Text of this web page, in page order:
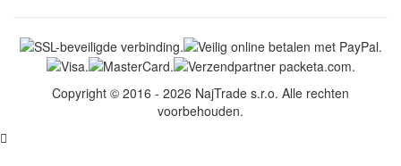
Copyright © 2016 - 2026 NajTrade s.r.o. Alle rechten
voorbehouden.